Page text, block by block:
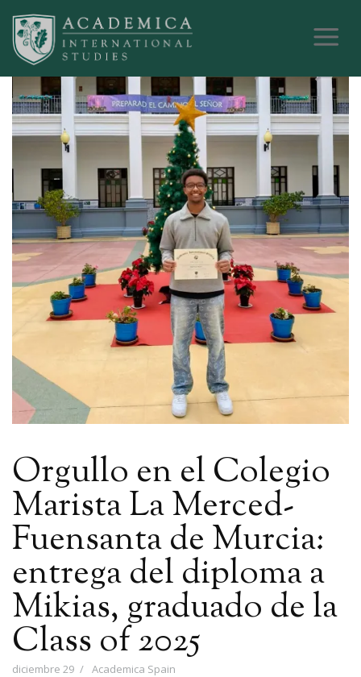
Orgullo en el Colegio
Marista La Merced-
Fuensanta de Murcia:
entrega del diploma a
Mikias, graduado de la
Class of 2025
diciembre 29 Academica Spain